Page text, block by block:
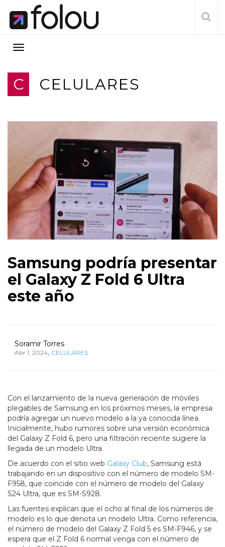
C CELULARES
Samsung podría presentar
el Galaxy Z Fold 6 Ultra
este año
Soramir Torres
Abr 1, 2024, CELULARES
Con el lanzamiento de la nueva generación de móviles
plegables de Samsung en los próximos meses, la empresa
podría agregar un nuevo modelo a la ya conocida línea.
Inicialmente, hubo rumores sobre una versión económica
del Galaxy Z Fold 6, pero una filtración reciente sugiere la
llegada de un modelo Ultra.
De acuerdo con el sitio web Galaxy Club, Samsung está
trabajando en un dispositivo con el número de modelo SM-
F958, que coincide con el número de modelo del Galaxy
S24 Ultra, que es SM-S928.
Las fuentes explican que el ocho al final de los números de
modelo es lo que denota un modelo Ultra. Como referencia,
el número de modelo del Galaxy Z Fold 5 es SM-F946, y se
espera que el Z Fold 6 normal venga con el número de